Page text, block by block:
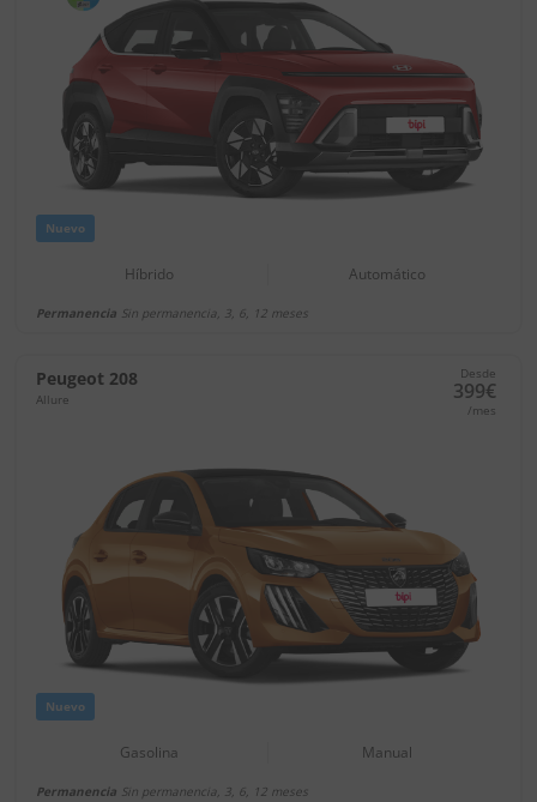
Nuevo
Híbrido Automático
Permanencia Sin permanencia, 3, 6, 12 meses
Peugeot 208
Allure
Desde
399€
/mes
Nuevo
Gasolina Manual
Permanencia Sin permanencia, 3, 6, 12 meses